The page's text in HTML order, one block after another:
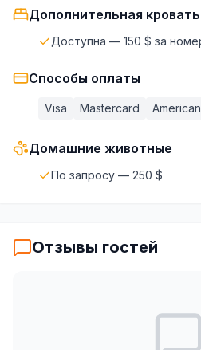
Дополнительная кровать
Доступна — 150 $ за
Способы оплаты
Visa Mastercard
Домашние животные
По запросу — 250 $
Отзывы гостей